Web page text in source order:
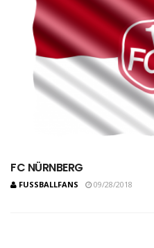
FC NÜRNBERG
FUSSBALLFANS 09/28/2018